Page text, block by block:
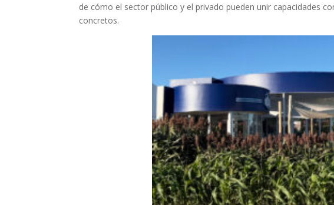
de cómo el sector público y el privado pueden unir capacidades
concretos.